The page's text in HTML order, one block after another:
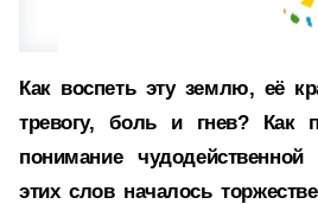
Как воспеть эту землю, её
тревогу, боль и гнев? Как
понимание
этих слов началось